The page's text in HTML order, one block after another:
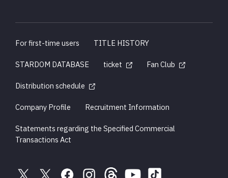
For first-time users
TITLE HISTORY
STARDOM DATABASE
ticket
Fan Club
Distribution schedule
Company Profile
Recruitment Information
Statements regarding the Specified Commercial
Transactions Act